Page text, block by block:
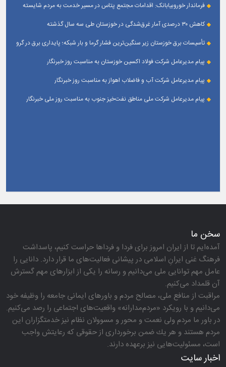
فرماندار خوروبیابانک: اقدامات مجتمع پتاس در مسیر خدمت به مردم شایسته
کاهش ۳۰ درصدی آمار غرق‌شدگی در خوزستان طی سه سال گذشته
تأسیسات برق خوزستان زیر سنگین‌ترین فشار گرما و بار شبکه؛ پایداری برق در گرو
پیام مدیرعامل شرکت فولاد اکسین خوزستان به مناسبت روز خبرنگار
پیام مدیرعامل شرکت آب و فاضلاب اهواز به مناسبت روز خبرنگار
پیام مدیرعامل شركت ملی مناطق نفت‌خیز جنوب به مناسبت روز ملی خبرنگار
سخن ما
آمده‌ایم تا از ایران امروز برای فردا و فرداها حراست كنیم، پاسداشت
فرهنگ غنی ایرانِ اسلامی در پیشانی فعالیت‌های ما قرار دارد. دانایی را
عامل مهم توانایی ملی می‌دانیم و رسانه را یكی از ابزارهای مهم گسترش
آن قلمداد می‌كنیم.
مراقبت از منافع ملی، مصالح مردم و باورهای ایمانی جامعه را وظیفه خود
می‌دانیم و با رویكرد «مردم‌مدارانه‌» واقعیت‌های اجتماعی را رصد می‌كنیم.
در باور ما مردم ولی نعمت و محور و مسوولان نظام نیز خدمتگزاران این
مردم هستند و هر یك ضمن برخورداری از حقوقی كه رعایتش واجب
است، مسئولیت‌هایی نیز برعهده دارند.
اخبار سایت